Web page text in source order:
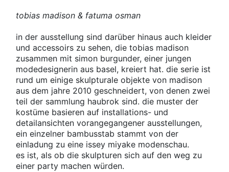
tobias madison & fatuma osman
in der ausstellung sind darüber hinaus auch kleider
und accessoirs zu sehen, die tobias madison
zusammen mit simon burgunder, einer jungen
modedesignerin aus basel, kreiert hat. die serie ist
rund um einige skulpturale objekte von madison
aus dem jahre 2010 geschneidert, von denen zwei
teil der sammlung haubrok sind. die muster der
kostüme basieren auf installations- und
detailansichten vorangegangener ausstellungen,
ein einzelner bambusstab stammt von der
einladung zu eine issey miyake modenschau.
es ist, als ob die skulpturen sich auf den weg zu
einer party machen würden.